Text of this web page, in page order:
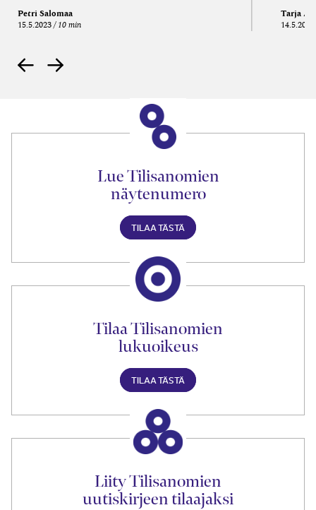
Petri Salomaa
15.5.2023 10 min
Tarja
14.5.2021
Lue Tilisanomien
näytenumero
TILAA TÄSTÄ
Tilaa Tilisanomien
lukuoikeus
TILAA TÄSTÄ
Liity Tilisanomien
uutiskirjeen tilaajaksi